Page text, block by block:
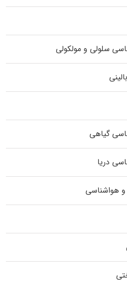
سلولی و مولکولی
گیاهی
دریا
و هواشناسی